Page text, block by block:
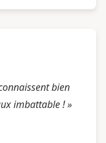
bien
imbattable ! »